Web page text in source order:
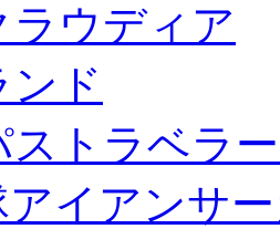
ラウディア
ンド
ストラベラ
イアンサ